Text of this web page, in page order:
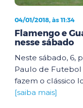
04/01/2018, às 11:34
Flamengo e
nesse sábado
Neste sábado, 6,
Paulo de
fazem o clássico
[saiba mais]